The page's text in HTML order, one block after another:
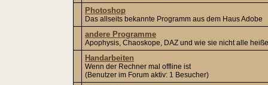
Photoshop
Das allseits bekannte Programm aus dem Haus Adobe
andere Programme
Apophysis, Chaoskope, DAZ und wie sie nicht alle
Handarbeiten
Wenn der Rechner mal offline ist
(Benutzer im Forum aktiv: 1 Besucher)